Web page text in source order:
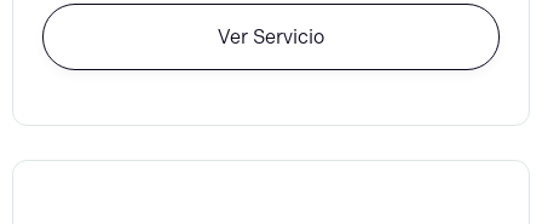
Ver Servicio